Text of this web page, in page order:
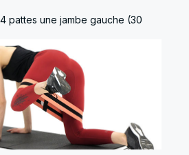
pattes une jambe gauche (30